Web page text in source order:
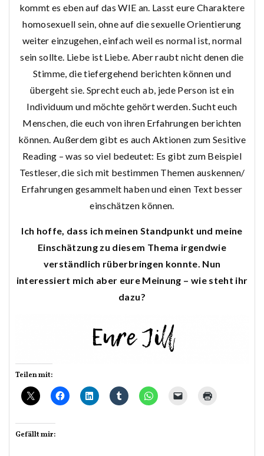
kommt es eben auf das WIE an. Lasst eure Charaktere
homosexuell sein, ohne auf die sexuelle Orientierung
weiter einzugehen, einfach weil es normal ist, normal
sein sollte. Liebe ist Liebe. Aber raubt nicht denen die
Stimme, die tiefergehend berichten können und
übergeht sie. Sprecht euch ab, jede Person ist ein
Individuum und möchte gehört werden. Sucht euch
Menschen, die euch von ihren Erfahrungen berichten
können. Außerdem gibt es auch Aktionen zum Sesitive
Reading – was so viel bedeutet: Es gibt zum Beispiel
Testleser, die sich mit bestimmen Themen auskennen/
Erfahrungen gesammelt haben und einen Text besser
einschätzen können.
Ich hoffe, dass ich meinen Standpunkt und meine
Einschätzung zu diesem Thema irgendwie
verständlich rüberbringen konnte. Nun
interessiert mich aber eure Meinung – wie steht ihr
dazu?
Teilen mit:
Gefällt mir: